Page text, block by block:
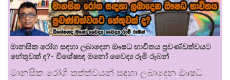
මානසික රෝග සඳහා ලබාදෙන ඖෂධ භාවිතය ප්‍රචණ්ඩත්වයට
හේතුවක් ද?- විශේෂඥ මනෝ වෛද්‍ය රූමි රූබන්
මානසික රෝගී තත්ත්වයන් සඳහා ලබාදෙන ඖෂධ